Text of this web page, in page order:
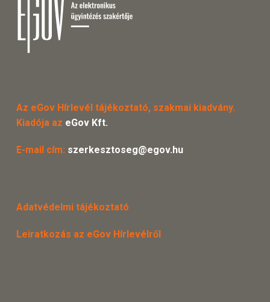
Az eGov Hírlevél tájékoztató, szakmai kiadvány.
Kiadója az eGov Kft.
E-mail cím: szerkesztoseg@egov.hu
Adatvédelmi tájékoztató
Leiratkozás az eGov Hírlevélről